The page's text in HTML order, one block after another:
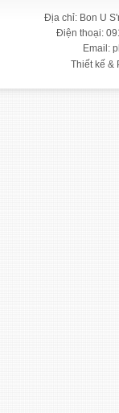
Địa chỉ: Bon U
Điện thoại:
Email:
Thiết kế &